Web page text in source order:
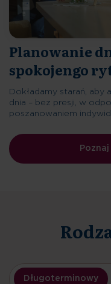
Planowanie
spokojengo
Dokładamy starań, aby
dnia – bez presji, w
poszanowaniem
Długoterminowy